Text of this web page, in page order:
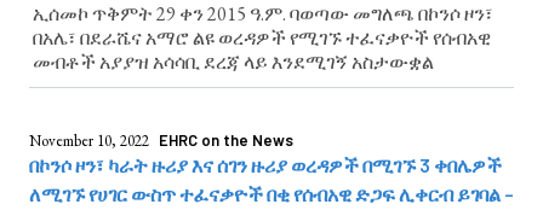
ኢሰመኮ ጥቅምት 29 ቀን 2015 ዓ.ም. ባወጣው መግለጫ በኮንሶ ዞን፣
በአሌ፣ በደራሼና አማሮ ልዩ ወረዳዎች የሚገኙ ተፈናቃዮች የሰብአዊ
መብቶች አያያዝ አሳሳቢ ደረጃ ላይ እንደሚገኝ አስታውቋል
November 10, 2022 EHRC on the News
በኮንሶ ዞን፣ ካራት ዙሪያ እና ሰገን ዙሪያ ወረዳዎች በሚገኙ 3 ቀበሌዎች
ለሚገኙ የሀገር ውስጥ ተፈናቃዮች በቂ የሰብአዊ ድጋፍ ሊቀርብ ይገባል –